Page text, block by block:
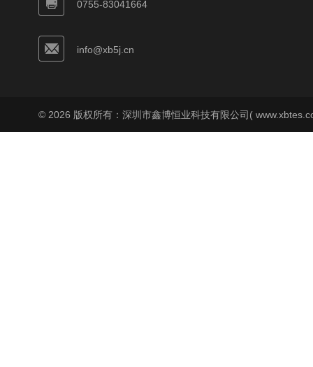
0755-83041664
info@xb5j.cn
© 2026 版权所有：深圳市鑫博恒业科技有限公司(